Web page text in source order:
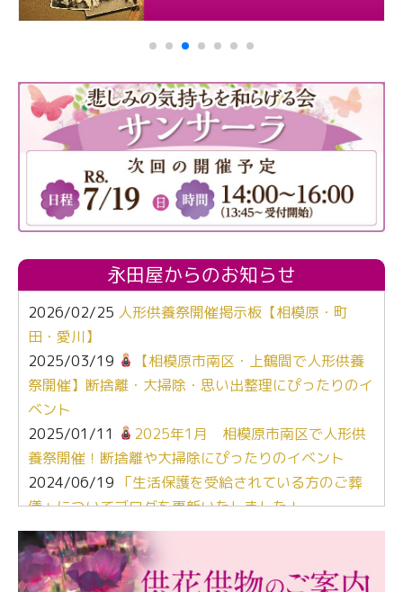
永田屋からのお知らせ
2026/02/25 人形供養祭開催掲示板【相模原・町
田・愛川】
2025/03/19
【相模原市南区・上鶴間で人形供養
祭開催】断捨離・大掃除・思い出整理にぴったりのイ
ベント
2025/01/11
2025年1月 相模原市南区で人形供
養祭開催！断捨離や大掃除にぴったりのイベント
2024/06/19 「生活保護を受給されている方のご葬
儀」についてブログを更新いたしました！
2024/03/06【終活なるほど教室】「マンガで学
ぶ！はじめてのお葬式」小さな家族葬ハウス®町田成
瀬 ご参加ありがとうございました！